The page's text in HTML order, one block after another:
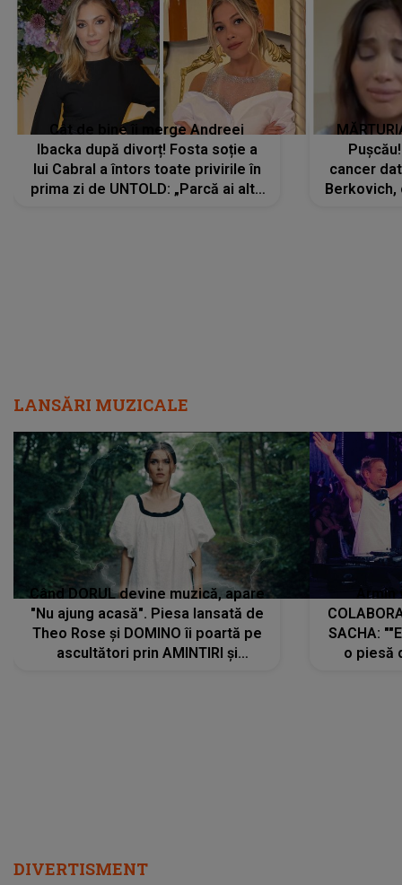
Cât de bine îi merge Andreei
Ibacka după divorț! Fosta soție a
lui Cabral a întors toate privirile în
prima zi de UNTOLD: „Parcă ai altă
cancer
Berkovich,
LANSĂRI MUZICALE
Când DORUL devine muzică, apare
"Nu ajung acasă". Piesa lansată de
Theo Rose și DOMINO îi poartă pe
ascultători prin AMINTIRI și
SACHA:
o piesă
DIVERTISMENT